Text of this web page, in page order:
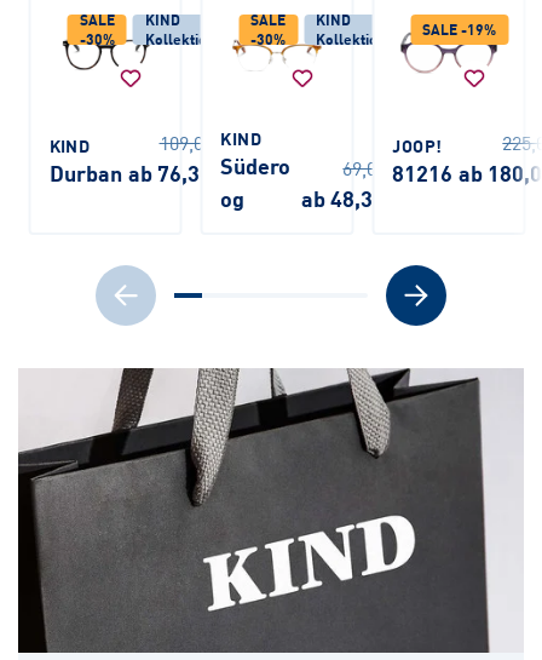
SALE
-30%
KIND
Kollektion
KIND
Durban
109,00 €
ab 76,30 €
SALE
-30%
KIND
Kollektion
KIND
Südero
og
69,00 €
ab 48,30 €
SALE -19%
JOOP!
81216 ab